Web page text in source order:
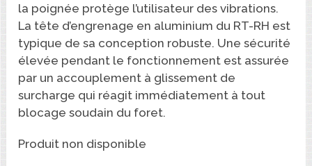
la poignée protège l’utilisateur des vibrations.
La tête d’engrenage en aluminium du RT-RH est
typique de sa conception robuste. Une sécurité
élevée pendant le fonctionnement est assurée
par un accouplement à glissement de
surcharge qui réagit immédiatement à tout
blocage soudain du foret.
Produit non disponible